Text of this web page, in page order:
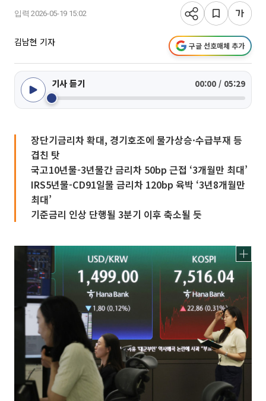
입력 2026-05-19 15:02
김남현 기자 구글 선호매체 추가
기사 듣기 00:00 / 05:29
장단기금리차 확대, 경기호조에 물가상승·수급부재 등
겹친 탓
국고10년물-3년물간 금리차 50bp 근접 ‘3개월만 최대’
IRS5년물-CD91일물 금리차 120bp 육박 ‘3년8개월만
최대’
기준금리 인상 단행될 3분기 이후 축소될 듯